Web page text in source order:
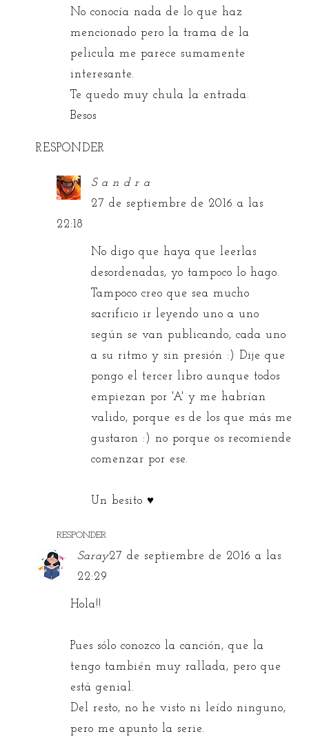
No conocía nada de lo que haz
mencionado pero la trama de la
pelicula me parece sumamente
interesante.
Te quedo muy chula la entrada.
Besos
RESPONDER
S a n d r a
27 de septiembre de 2016 a las
22:18
No digo que haya que leerlas
desordenadas, yo tampoco lo hago.
Tampoco creo que sea mucho
sacrificio ir leyendo uno a uno
según se van publicando, cada uno
a su ritmo y sin presión :) Dije que
pongo el tercer libro aunque todos
empiezan por 'A' y me habrían
valido, porque es de los que más me
gustaron :) no porque os recomiende
comenzar por ese.
Un besito ♥
RESPONDER
Saray27 de septiembre de 2016 a las
22:29
Hola!!
Pues sólo conozco la canción, que la
tengo también muy rallada, pero que
está genial.
Del resto, no he visto ni leído ninguno,
pero me apunto la serie.